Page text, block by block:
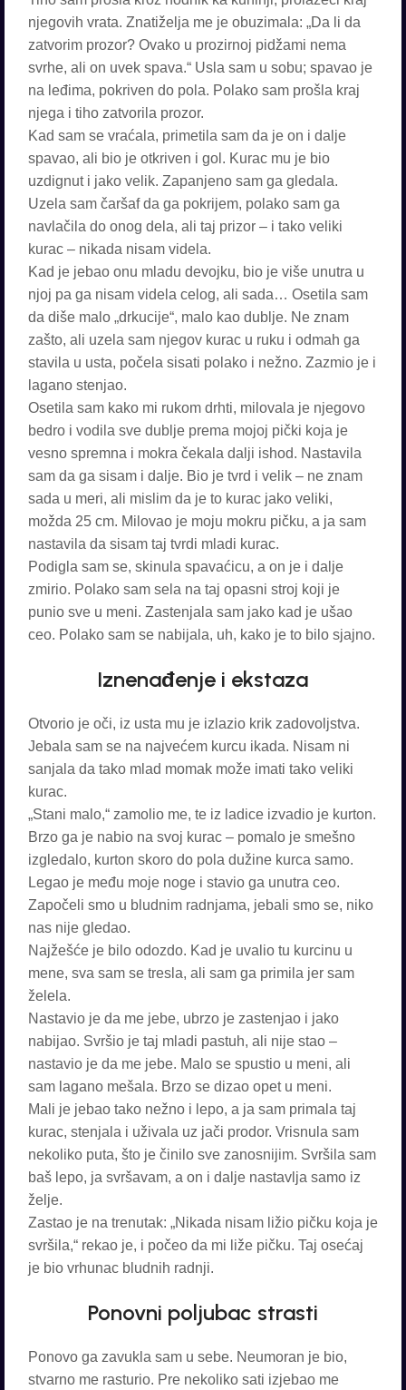
njegovih vrata. Znatiželja me je obuzimala: „Da li da
zatvorim prozor? Ovako u prozirnoj pidžami nema
svrhe, ali on uvek spava.“ Usla sam u sobu; spavao je
na leđima, pokriven do pola. Polako sam prošla kraj
njega i tiho zatvorila prozor.
Kad sam se vraćala, primetila sam da je on i dalje
spavao, ali bio je otkriven i gol. Kurac mu je bio
uzdignut i jako velik. Zapanjeno sam ga gledala.
Uzela sam čaršaf da ga pokrijem, polako sam ga
navlačila do onog dela, ali taj prizor – i tako veliki
kurac – nikada nisam videla.
Kad je jebao onu mladu devojku, bio je više unutra u
njoj pa ga nisam videla celog, ali sada… Osetila sam
da diše malo „drkucije“, malo kao dublje. Ne znam
zašto, ali uzela sam njegov kurac u ruku i odmah ga
stavila u usta, počela sisati polako i nežno. Zazmio je i
lagano stenjao.
Osetila sam kako mi rukom drhti, milovala je njegovo
bedro i vodila sve dublje prema mojoj pički koja je
vesno spremna i mokra čekala dalji ishod. Nastavila
sam da ga sisam i dalje. Bio je tvrd i velik – ne znam
sada u meri, ali mislim da je to kurac jako veliki,
možda 25 cm. Milovao je moju mokru pičku, a ja sam
nastavila da sisam taj tvrdi mladi kurac.
Podigla sam se, skinula spavaćicu, a on je i dalje
zmirio. Polako sam sela na taj opasni stroj koji je
punio sve u meni. Zastenjala sam jako kad je ušao
ceo. Polako sam se nabijala, uh, kako je to bilo sjajno.
Iznenađenje i ekstaza
Otvorio je oči, iz usta mu je izlazio krik zadovoljstva.
Jebala sam se na najvećem kurcu ikada. Nisam ni
sanjala da tako mlad momak može imati tako veliki
kurac.
„Stani malo,“ zamolio me, te iz ladice izvadio je kurton.
Brzo ga je nabio na svoj kurac – pomalo je smešno
izgledalo, kurton skoro do pola dužine kurca samo.
Legao je među moje noge i stavio ga unutra ceo.
Započeli smo u bludnim radnjama, jebali smo se, niko
nas nije gledao.
Najžešće je bilo odozdo. Kad je uvalio tu kurcinu u
mene, sva sam se tresla, ali sam ga primila jer sam
želela.
Nastavio je da me jebe, ubrzo je zastenjao i jako
nabijao. Svršio je taj mladi pastuh, ali nije stao –
nastavio je da me jebe. Malo se spustio u meni, ali
sam lagano mešala. Brzo se dizao opet u meni.
Mali je jebao tako nežno i lepo, a ja sam primala taj
kurac, stenjala i uživala uz jači prodor. Vrisnula sam
nekoliko puta, što je činilo sve zanosnijim. Svršila sam
baš lepo, ja svršavam, a on i dalje nastavlja samo iz
želje.
Zastao je na trenutak: „Nikada nisam ližio pičku koja je
svršila,“ rekao je, i počeo da mi liže pičku. Taj osećaj
je bio vrhunac bludnih radnji.
Ponovni poljubac strasti
Ponovo ga zavukla sam u sebe. Neumoran je bio,
stvarno me rasturio. Pre nekoliko sati izjebao me